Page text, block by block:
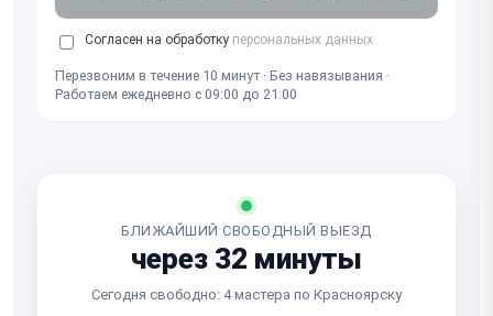
Согласен на обработку персональных данных
Перезвоним в течение 10 минут · Без навязывания ·
Работаем ежедневно с 09:00 до 21:00
БЛИЖАЙШИЙ СВОБОДНЫЙ ВЫЕЗД
через 32 минуты
Сегодня свободно: 4 мастера по Красноярску